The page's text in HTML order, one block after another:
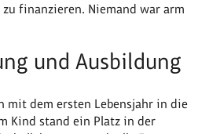
finanzieren. Niemand war arm
und Ausbildung
mit dem ersten Lebensjahr in die
Kind stand ein Platz in der